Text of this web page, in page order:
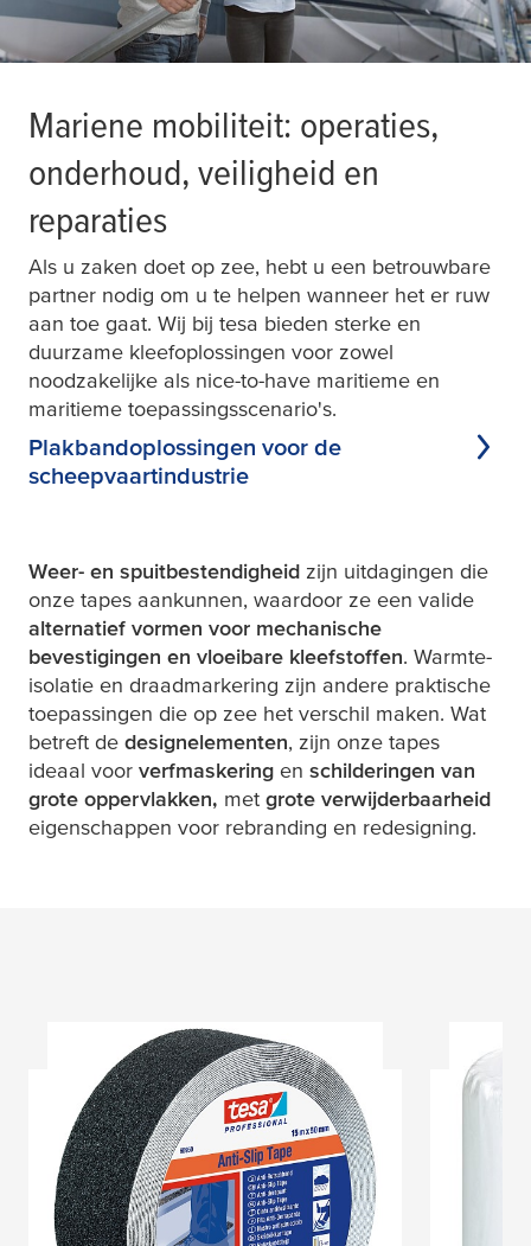
Mariene mobiliteit: operaties,
onderhoud, veiligheid en
reparaties
Als u zaken doet op zee, hebt u een betrouwbare
partner nodig om u te helpen wanneer het er ruw
aan toe gaat. Wij bij tesa bieden sterke en
duurzame kleefoplossingen voor zowel
noodzakelijke als nice-to-have maritieme en
maritieme toepassingsscenario's.
Plakbandoplossingen voor de
scheepvaartindustrie
Weer- en spuitbestendigheid zijn uitdagingen die
onze tapes aankunnen, waardoor ze een valide
alternatief vormen voor mechanische
bevestigingen en vloeibare kleefstoffen. Warmte-
isolatie en draadmarkering zijn andere praktische
toepassingen die op zee het verschil maken. Wat
betreft de designelementen, zijn onze tapes
ideaal voor verfmaskering en schilderingen van
grote oppervlakken, met grote verwijderbaarheid
eigenschappen voor rebranding en redesigning.